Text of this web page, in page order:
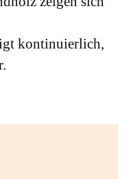
kontinuierlich,